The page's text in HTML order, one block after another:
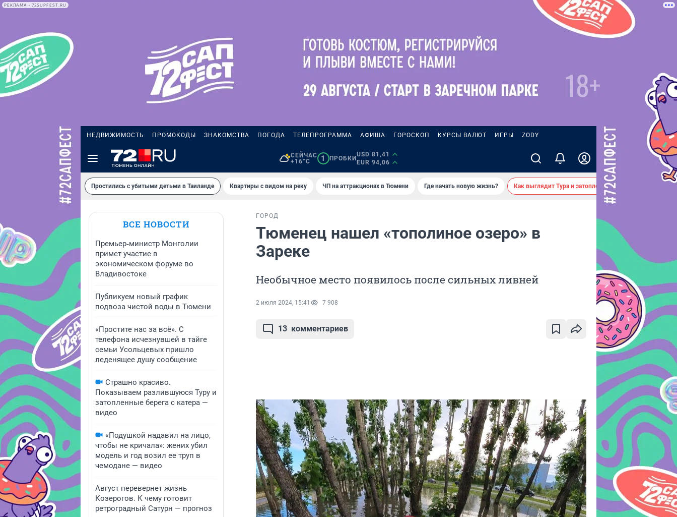
РЕКЛАМА • 72SUPFEST.RU
НЕДВИЖИМОСТЬ ПРОМОКОДЫ ЗНАКОМСТВА ПОГОДА ТЕЛЕПРОГРАММА АФИША ГОРОСКОП КУРСЫ ВАЛЮТ ИГРЫ ZODY
СЕЙЧАС
+16°C
1 ПРОБКИ
USD 81,41
EUR 94,06
Простились с убитыми детьми в Таиланде Квартиры с видом на реку ЧП на аттракционах в Тюмени Где начать новую жизнь? Как выглядит Тура и затопленные берега — вид с реки
ВСЕ НОВОСТИ
Премьер‑министр Монголии
примет участие в
экономическом форуме во
Владивостоке
Публикуем новый график
подвоза чистой воды в Тюмени
«Простите нас за всё». С
телефона исчезнувшей в тайге
семьи Усольцевых пришло
леденящее душу сообщение
Страшно красиво.
Показываем разлившуюся Туру и
затопленные берега с катера —
видео
«Подушкой надавил на лицо,
чтобы не кричала»: жених убил
модель и год возил ее труп в
чемодане — видео
Август перевернет жизнь
Козерогов. К чему готовит
ретроградный Сатурн — прогноз
ГОРОД
Тюменец нашел «тополиное озеро» в
Зареке
Необычное место появилось после сильных ливней
2 июля 2024, 15:41 7 908
13 комментариев